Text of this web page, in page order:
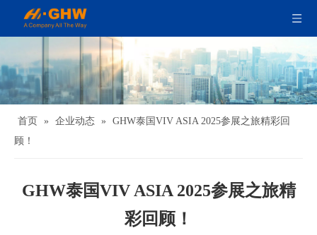
首页 » 企业动态 »
GHW泰国VIV ASIA 2025参展之旅精彩回
顾！
GHW泰国VIV ASIA 2025参展之旅精
彩回顾！